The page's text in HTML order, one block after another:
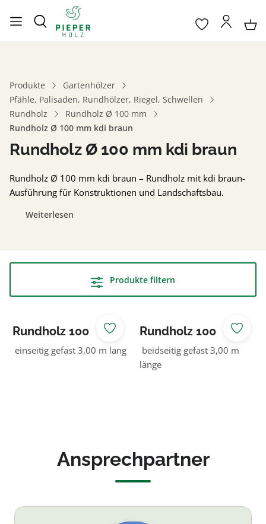
Produkte
Gartenhölzer
Pfähle, Palisaden, Rundhölzer, Riegel, Schwellen
Rundholz
Rundholz Ø 100 mm
Rundholz Ø 100 mm kdi braun
Rundholz Ø 100 mm kdi braun
Rundholz Ø 100 mm kdi braun – Rundholz mit kdi braun-
Ausführung für Konstruktionen und Landschaftsbau.
Weiterlesen
Produkte filtern
Rundholz 100
NADELHOLZ KDI
einseitig gefast 3,00 m lang
Rundholz 100
NADELHOLZ KDI
braun
beidseitig gefast 3,00 m
länge
Ansprechpartner